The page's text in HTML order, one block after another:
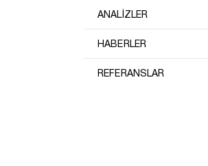
ANALİZLER
HABERLER
REFERANSLAR